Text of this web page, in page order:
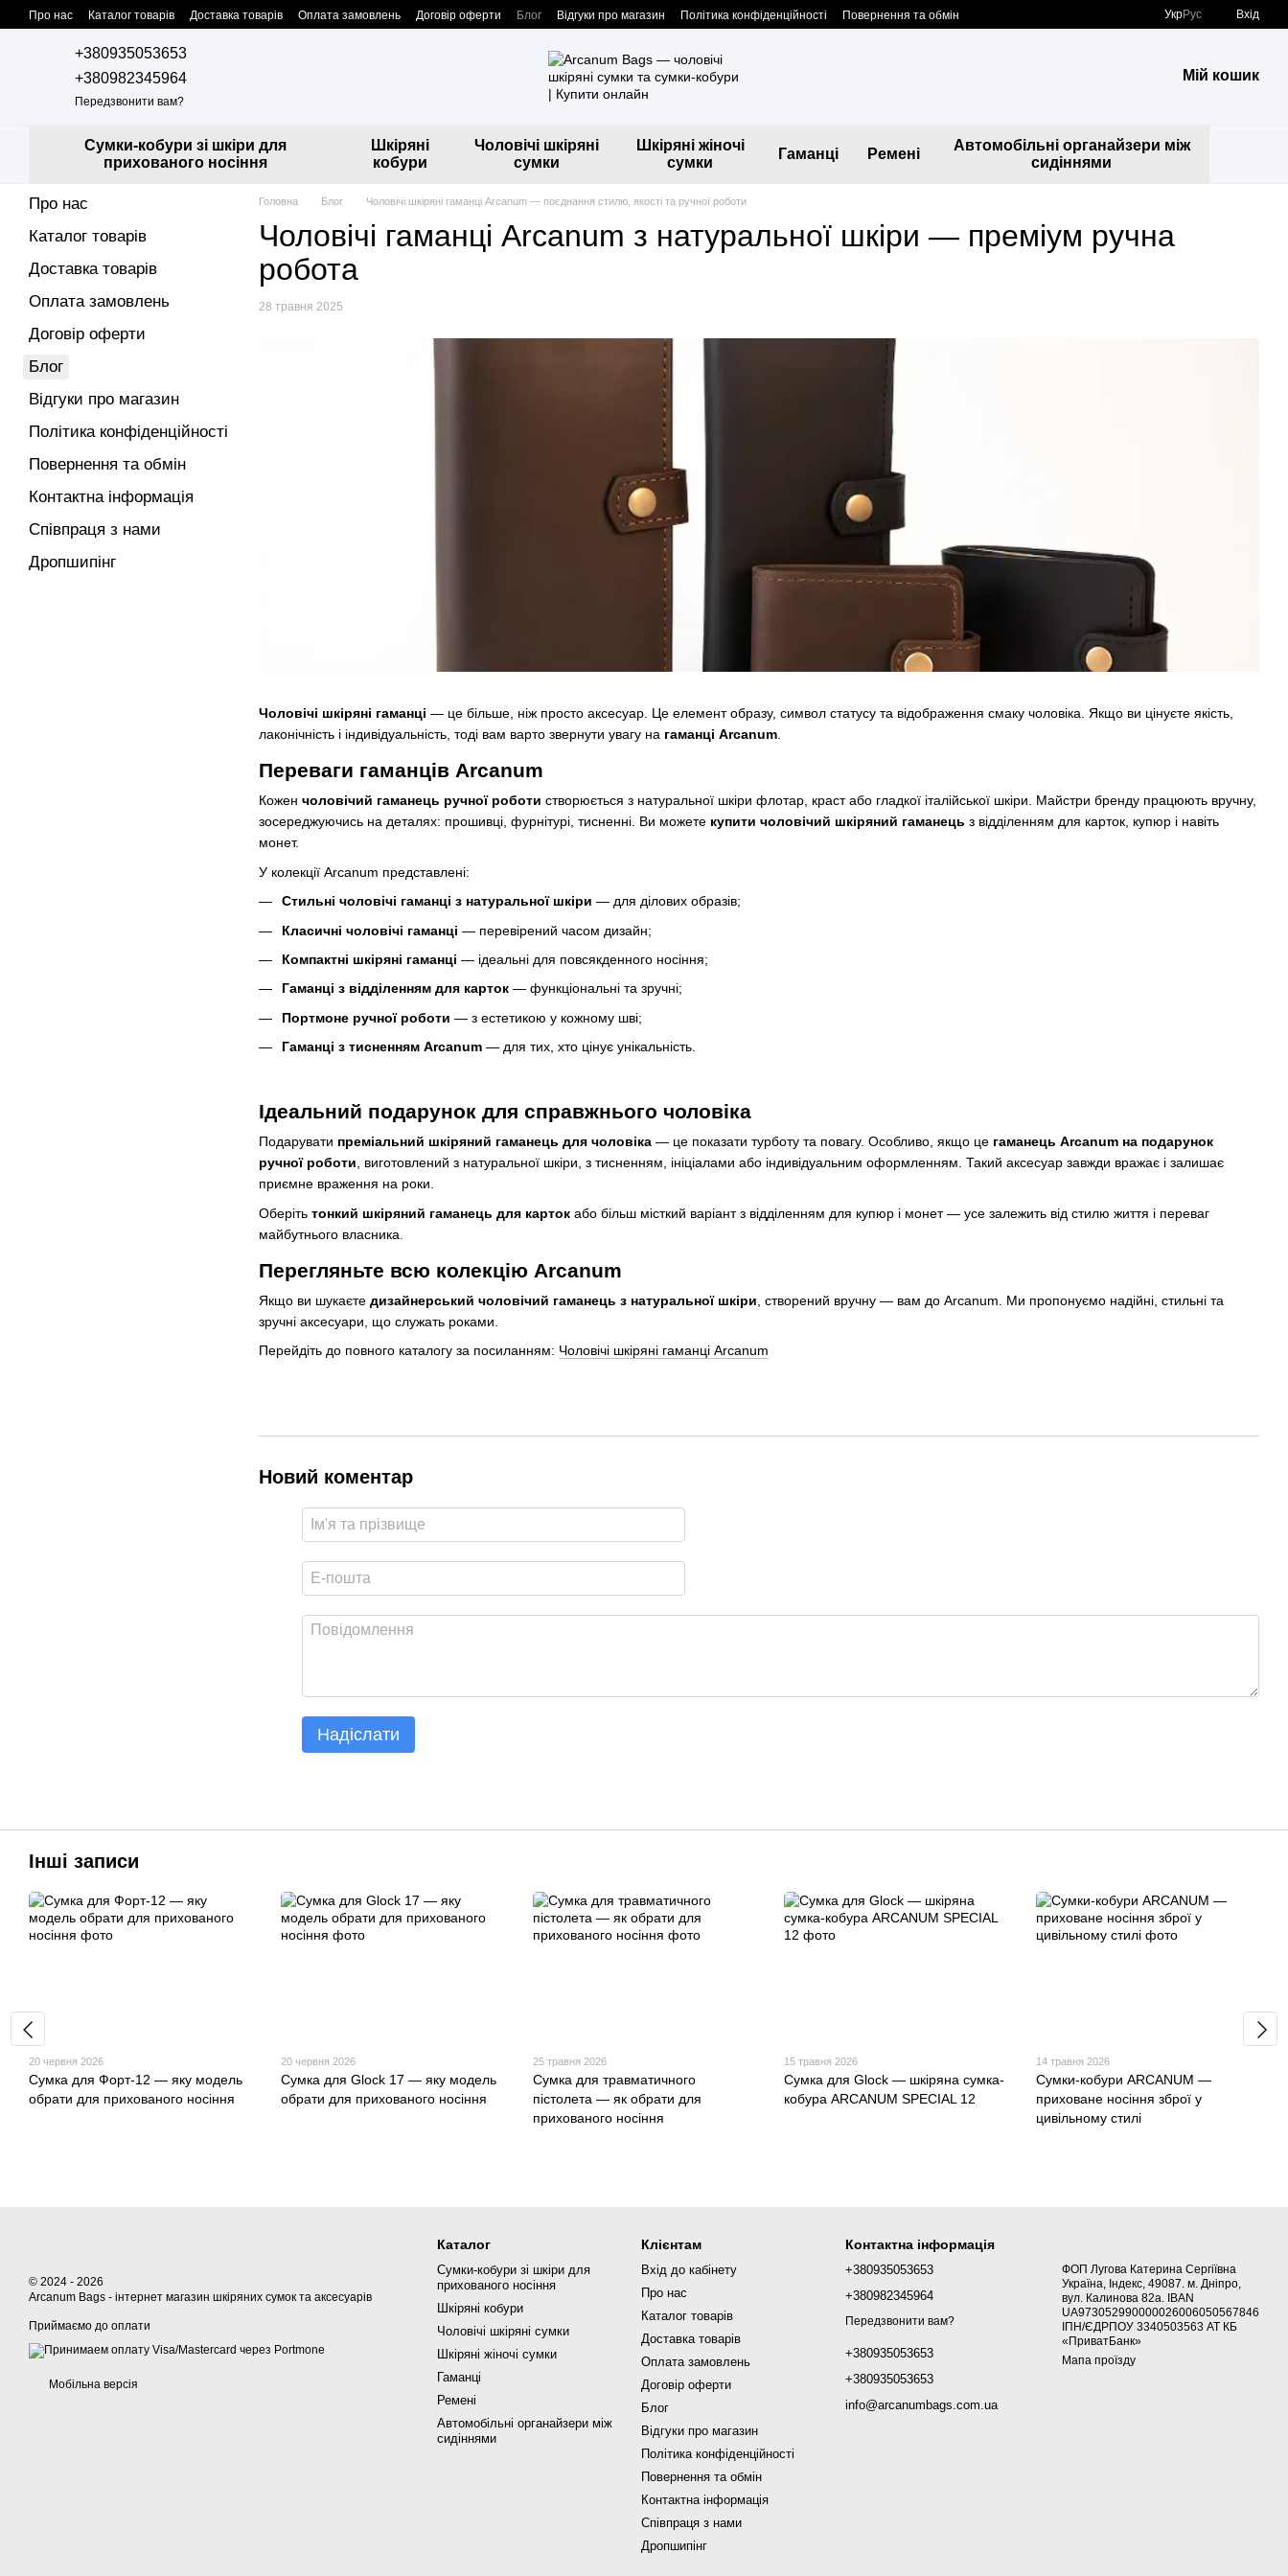
Перейти до основного контенту
Про нас Каталог товарів Доставка товарів Оплата замовлень Договір оферти Блог Відгуки про магазин Політика конфіденційності
Повернення та обмін
УкрРус Вхід
+380935053653
+380982345964
Передзвонити вам?
Мій кошик
Сумки-кобури зі шкіри для
прихованого носіння
Шкіряні
кобури
Чоловічі шкіряні
сумки
Шкіряні жіночі
сумки
Гаманці Ремені
Автомобільні органайзери між
сидіннями
Головна Блог Чоловічі шкіряні гаманці Arcanum — поєднання стилю, якості та ручної роботи
Чоловічі гаманці Arcanum з натуральної шкіри — преміум ручна
робота
28 травня 2025
Чоловічі шкіряні гаманці — це більше, ніж просто аксесуар. Це елемент образу, символ статусу та відображення смаку чоловіка. Якщо ви цінуєте якість,
лаконічність і індивідуальність, тоді вам варто звернути увагу на гаманці Arcanum.
Переваги гаманців Arcanum
Кожен чоловічий гаманець ручної роботи створюється з натуральної шкіри флотар, краст або гладкої італійської шкіри. Майстри бренду працюють вручну,
зосереджуючись на деталях: прошивці, фурнітурі, тисненні. Ви можете купити чоловічий шкіряний гаманець з відділенням для карток, купюр і навіть
монет.
У колекції Arcanum представлені:
Стильні чоловічі гаманці з натуральної шкіри — для ділових образів;
Класичні чоловічі гаманці — перевірений часом дизайн;
Компактні шкіряні гаманці — ідеальні для повсякденного носіння;
Гаманці з відділенням для карток — функціональні та зручні;
Портмоне ручної роботи — з естетикою у кожному шві;
Гаманці з тисненням Arcanum — для тих, хто цінує унікальність.
Ідеальний подарунок для справжнього чоловіка
Подарувати преміальний шкіряний гаманець для чоловіка — це показати турботу та повагу. Особливо, якщо це гаманець Arcanum на подарунок
ручної роботи, виготовлений з натуральної шкіри, з тисненням, ініціалами або індивідуальним оформленням. Такий аксесуар завжди вражає і залишає
приємне враження на роки.
Оберіть тонкий шкіряний гаманець для карток або більш місткий варіант з відділенням для купюр і монет — усе залежить від стилю життя і переваг
майбутнього власника.
Перегляньте всю колекцію Arcanum
Якщо ви шукаєте дизайнерський чоловічий гаманець з натуральної шкіри , створений вручну — вам до Arcanum. Ми пропонуємо надійні, стильні та
зручні аксесуари, що служать роками.
Перейдіть до повного каталогу за посиланням: Чоловічі шкіряні гаманці Arcanum
Новий коментар
Надіслати
Про нас
Каталог товарів
Доставка товарів
Оплата замовлень
Договір оферти
Блог
Відгуки про магазин
Політика конфіденційності
Повернення та обмін
Контактна інформація
Співпраця з нами
Дропшипінг
Інші записи
20 червня 2026
Сумка для Форт-12 — яку модель
обрати для прихованого носіння
20 червня 2026
Сумка для Glock 17 — яку модель
обрати для прихованого носіння
25 травня 2026
Сумка для травматичного
пістолета — як обрати для
прихованого носіння
15 травня 2026
Сумка для Glock — шкіряна сумка-
кобура ARCANUM SPECIAL 12
14 травня 2026
Сумки-кобури ARCANUM —
приховане носіння зброї у
цивільному стилі
© 2024 - 2026
Arcanum Bags - інтернет магазин шкіряних сумок та аксесуарів
Приймаємо до оплати
Мобільна версія
Каталог
Сумки-кобури зі шкіри для
прихованого носіння
Шкіряні кобури
Чоловічі шкіряні сумки
Шкіряні жіночі сумки
Гаманці
Ремені
Автомобільні органайзери між
сидіннями
Клієнтам
Вхід до кабінету
Про нас
Каталог товарів
Доставка товарів
Оплата замовлень
Договір оферти
Блог
Відгуки про магазин
Політика конфіденційності
Повернення та обмін
Контактна інформація
Співпраця з нами
Дропшипінг
Контактна інформація
+380935053653
+380982345964
Передзвонити вам?
+380935053653
+380935053653
info@arcanumbags.com.ua
ФОП Лугова Катерина Сергіївна
Україна, Індекс, 49087. м. Дніпро,
вул. Калинова 82а. IBAN
UA973052990000026006050567846
ІПН/ЄДРПОУ 3340503563 АТ КБ
«ПриватБанк»
Мапа проїзду